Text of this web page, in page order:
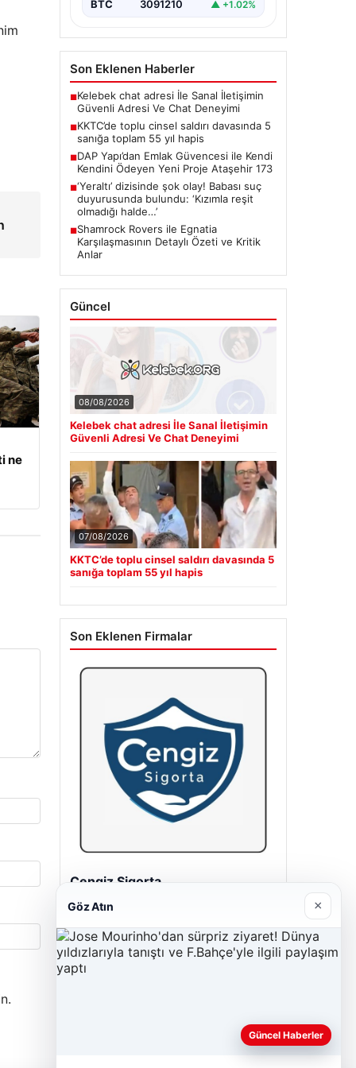
ne
BTC 3091210 ▲ +1.02%
Son Eklenen Haberler
■Kelebek chat adresi İle Sanal İletişimin
Güvenli Adresi Ve Chat Deneyimi
■KKTC’de toplu cinsel saldırı davasında 5
sanığa toplam 55 yıl hapis
■DAP Yapı’dan Emlak Güvencesi ile Kendi
Kendini Ödeyen Yeni Proje Ataşehir 173
■‘Yeraltı’ dizisinde şok olay! Babası suç
duyurusunda bulundu: ‘Kızımla reşit
olmadığı halde…’
■Shamrock Rovers ile Egnatia
Karşılaşmasının Detaylı Özeti ve Kritik
Anlar
Güncel
08/08/2026
Kelebek chat adresi İle Sanal İletişimin
Güvenli Adresi Ve Chat Deneyimi
07/08/2026
KKTC’de toplu cinsel saldırı davasında 5
sanığa toplam 55 yıl hapis
Son Eklenen Firmalar
Cengiz Sigorta
23/06/2026
Göz Atın ×
Güncel Haberler